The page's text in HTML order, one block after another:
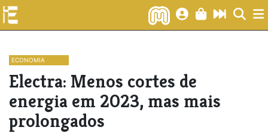
ECONOMIA
Electra: Menos cortes de
energia em 2023, mas mais
prolongados